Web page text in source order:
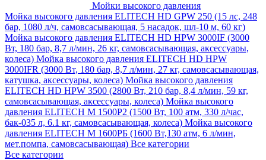
Мойки высокого давления
Мойка высокого давления ELITECH HD GPW 250 (15 лс, 248
бар, 1080 л/ч, самовсасывающая, 5 насадок, шл-10 м, 60 кг)
Мойка высокого давления ELITECH HD HPW 3000IF (3000
Вт, 180 бар, 8,7 л/мин, 26 кг, самовсасывающая, аксессуары,
колеса) Мойка высокого давления ELITECH HD HPW
3000IFR (3000 Вт, 180 бар, 8,7 л/мин, 27 кг, самовсасывающая,
катушка, аксессуары, колеса) Мойка высокого давления
ELITECH HD HPW 3500 (2800 Вт, 210 бар, 8,4 л/мин, 59 кг,
самовсасывающая, аксессуары, колеса) Мойка высокого
давления ELITECH M 1500P2 (1500 Вт, 100 атм, 330 л/час,
бак-035 л, 6.1 кг, самовсасывающая, колеса) Мойка высокого
давления ELITECH М 1600РБ (1600 Вт,130 атм, 6 л/мин,
мет.помпа, самовсасывающая) Все категории
Все категории